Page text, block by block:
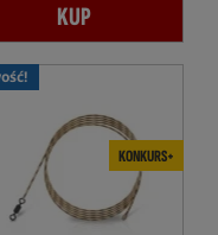
KUP
KONKURS+